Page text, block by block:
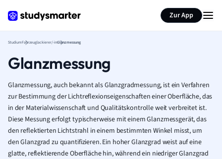
Zur App
StudiumFahrzeuglackierer/-inGlanzmessung
Glanzmessung
Glanzmessung, auch bekannt als Glanzgradmessung, ist ein Verfahren
zur Bestimmung der Lichtreflexionseigenschaften einer Oberfläche, das
in der Materialwissenschaft und Qualitätskontrolle weit verbreitet ist.
Diese Messung erfolgt typischerweise mit einem Glanzmessgerät, das
den reflektierten Lichtstrahl in einem bestimmten Winkel misst, um
den Glanzgrad zu quantifizieren. Ein hoher Glanzgrad weist auf eine
glatte, reflektierende Oberfläche hin, während ein niedriger Glanzgrad